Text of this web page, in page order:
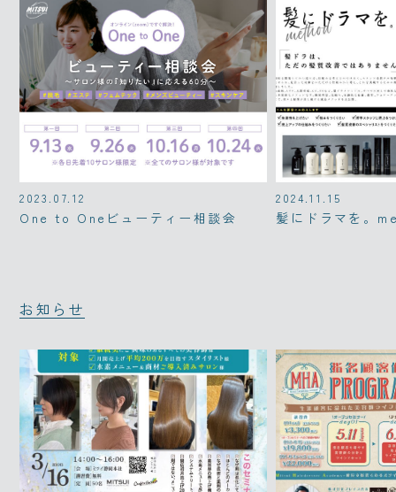
2023.07.12
One to Oneビューティー相談会
2024.11.15
髪にドラマを。
お知らせ